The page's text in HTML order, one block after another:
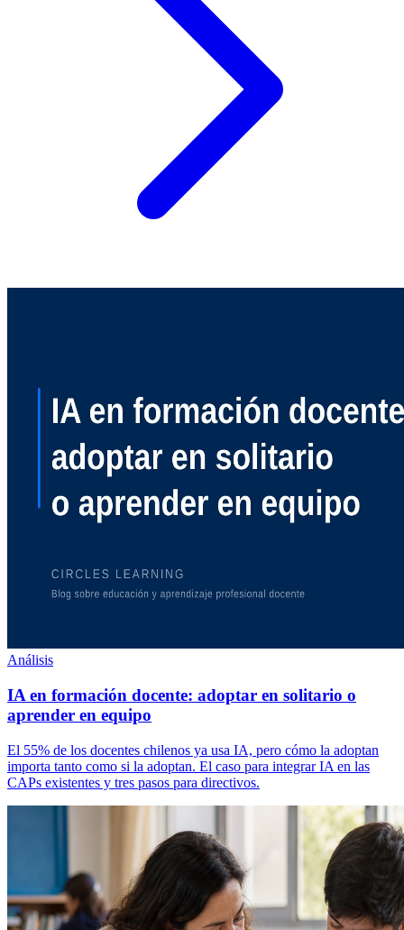
Análisis
IA en formación docente: adoptar en solitario o
aprender en equipo
El 55% de los docentes chilenos ya usa IA, pero cómo la adoptan
importa tanto como si la adoptan. El caso para integrar IA en las
CAPs existentes y tres pasos para directivos.